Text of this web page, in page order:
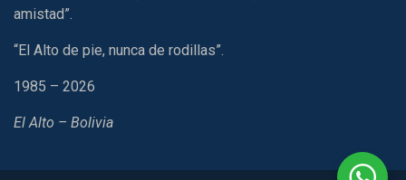
amistad”.
“El Alto de pie, nunca de rodillas”.
1985 – 2026
El Alto – Bolivia